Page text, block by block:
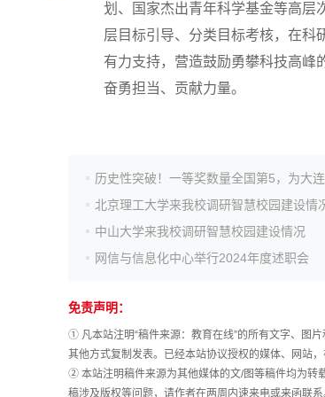
划、国家杰出青年科学基金等高层
层目标引导、分类目标考核，在科
有力支持，营造鼓励勇攀科技高峰
奋勇担当、贡献力量。
北京理工大学来我校调研智慧校园建设情
中山大学来我校调研智慧校园建设情况
网信与信息化中心举行2024年度述职会
免责声明：
① 凡本站注明“稿件来源：教育在线”的所有文字、图
其他方式复制发表。已经本站协议授权的媒体、网站
② 本站注明稿件来源为其他媒体的文/图等稿件均为转
稿涉及版权等问题，请作者在两周内速来电或来函联系